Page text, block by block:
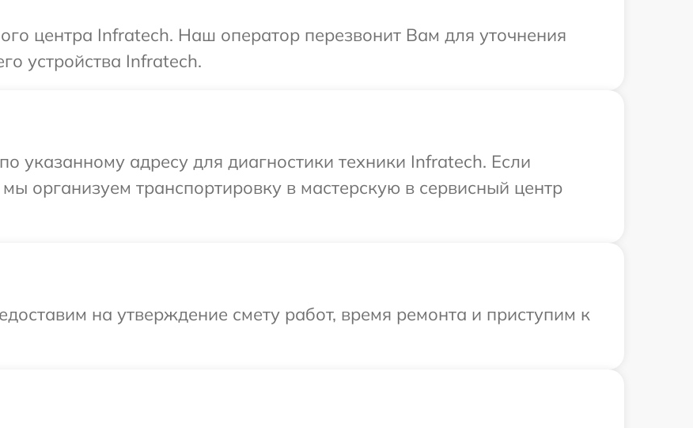
центра Infratech. Наш оператор перезвонит Вам для уточнения
устройства Infratech.
указанному адресу для диагностики техники Infratech. Если
организуем транспортировку в мастерскую в сервисный центр
на утверждение смету работ, время ремонта и приступим к